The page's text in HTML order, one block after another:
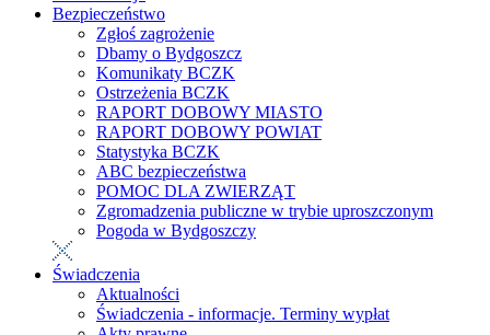
Bezpieczeństwo
Zgłoś zagrożenie
Dbamy o Bydgoszcz
Komunikaty BCZK
Ostrzeżenia BCZK
RAPORT DOBOWY MIASTO
RAPORT DOBOWY POWIAT
Statystyka BCZK
ABC bezpieczeństwa
POMOC DLA ZWIERZĄT
Zgromadzenia publiczne w trybie uproszczonym
Pogoda w Bydgoszczy
Świadczenia
Aktualności
Świadczenia - informacje. Terminy wypłat